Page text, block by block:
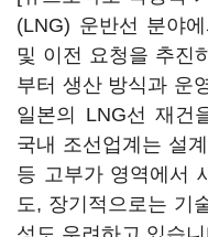
(LNG) 운반선 분야
및 이전 요청을 추진
부터 생산 방식과 운
일본의 LNG선 재건
국내 조선업계는 설
등 고부가 영역에서
도, 장기적으로는 기